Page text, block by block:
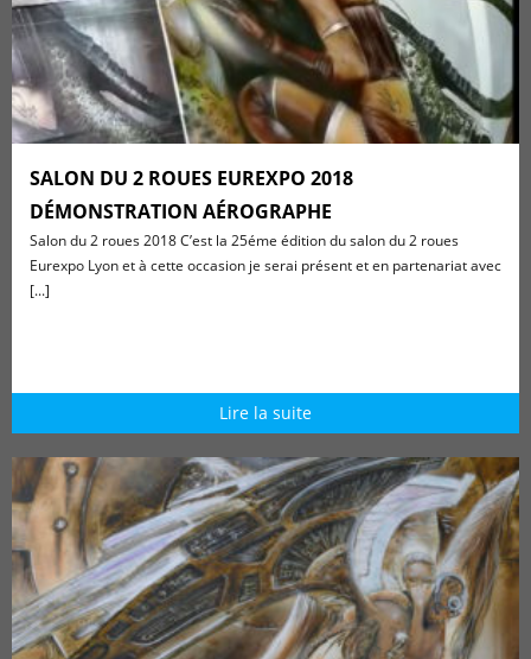
SALON DU 2 ROUES EUREXPO 2018
DÉMONSTRATION AÉROGRAPHE
Salon du 2 roues 2018 C’est la 25éme édition du salon du 2 roues
Eurexpo Lyon et à cette occasion je serai présent et en partenariat avec
[...]
Lire la suite